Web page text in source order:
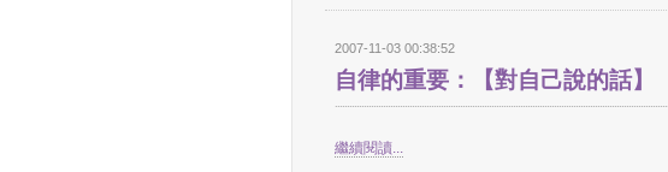
2007-11-03 00:38:52
自律的重要：【對自己說的話】
繼續閱讀...